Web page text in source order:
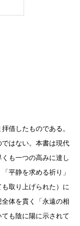
借したものである。
はない。本書は現代
も一つの高みに達し
平静を求める祈り」
取り上げられた）に
体を貫く「永遠の相
も陰に陽に示されて